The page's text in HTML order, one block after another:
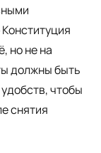
но не на
должны быть
чтобы
снятия